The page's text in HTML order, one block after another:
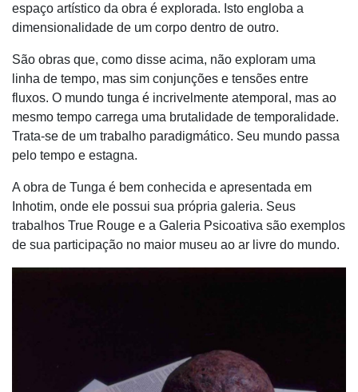
espaço artístico da obra é explorada. Isto engloba a
dimensionalidade de um corpo dentro de outro.
São obras que, como disse acima, não exploram uma
linha de tempo, mas sim conjunções e tensões entre
fluxos. O mundo tunga é incrivelmente atemporal, mas ao
mesmo tempo carrega uma brutalidade de temporalidade.
Trata-se de um trabalho paradigmático. Seu mundo passa
pelo tempo e estagna.
A obra de Tunga é bem conhecida e apresentada em
Inhotim, onde ele possui sua própria galeria. Seus
trabalhos True Rouge e a Galeria Psicoativa são exemplos
de sua participação no maior museu ao ar livre do mundo.